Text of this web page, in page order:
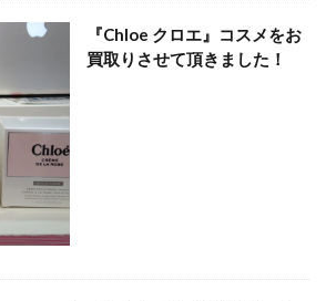
『Chloe クロエ』コスメをお
買取りさせて頂きました！